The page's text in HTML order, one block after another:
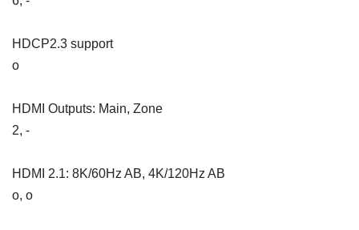
HDCP2.3 support
o
HDMI Outputs: Main, Zone
2, -
HDMI 2.1: 8K/60Hz AB, 4K/120Hz AB
o, o